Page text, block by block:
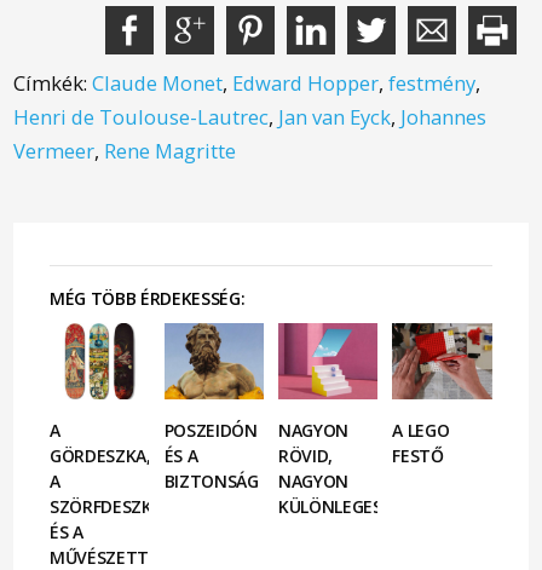
Címkék:Claude Monet, Edward Hopper,festmény,
Henri de Toulouse-Lautrec, Jan van Eyck, Johannes
Vermeer, Rene Magritte
MÉG TÖBB ÉRDEKESSÉG:
A
GÖRDESZKA,
A
SZÖRFDESZKA
ÉS A
MŰVÉSZETTÖRTÉNET
POSZEIDÓN
ÉS A
BIZTONSÁG
NAGYON
RÖVID,
NAGYON
KÜLÖNLEGES
A LEGO
FESTŐ